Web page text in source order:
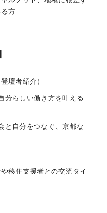
方
壇者紹介）
分らしい働き方を叶える
と自分をつなぐ、京都な
移住支援者との交流タイ